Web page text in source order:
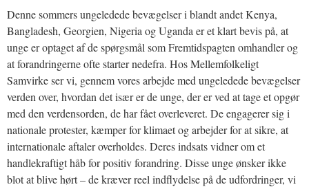
Denne sommers ungeledede bevægelser i blandt andet Kenya,
Bangladesh, Georgien, Nigeria og Uganda er et klart bevis på, at
unge er optaget af de spørgsmål som Fremtidspagten omhandler og
at forandringerne ofte starter nedefra. Hos Mellemfolkeligt
Samvirke ser vi, gennem vores arbejde med ungeledede bevægelser
verden over, hvordan det især er de unge, der er ved at tage et opgør
med den verdensorden, de har fået overleveret. De engagerer sig i
nationale protester, kæmper for klimaet og arbejder for at sikre, at
internationale aftaler overholdes. Deres indsats vidner om et
handlekraftigt håb for positiv forandring. Disse unge ønsker ikke
blot at blive hørt – de kræver reel indflydelse på de udfordringer, vi